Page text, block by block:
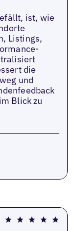
ist, wie
Listings,
die
und
Blick zu